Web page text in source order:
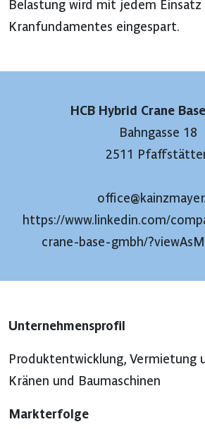
Belastung wird mit jedem Einsatz
Kranfundamentes eingespart.
HCB Hybrid Crane
Bahngasse 18
2511
https://www.linkedin.com/
crane-base-gmbh/
Unternehmensprofil
Produktentwicklung, Vermietung
Kränen und Baumaschinen
Markterfolge